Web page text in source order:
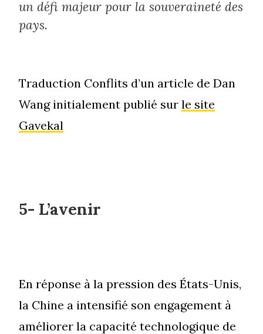
un défi majeur pour la souveraineté des
pays.
Traduction Conflits d’un article de Dan
Wang initialement publié surle site
Gavekal
5- L’avenir
En réponse à la pression des États-Unis,
la Chine a intensifié son engagement à
améliorer la capacité technologique de